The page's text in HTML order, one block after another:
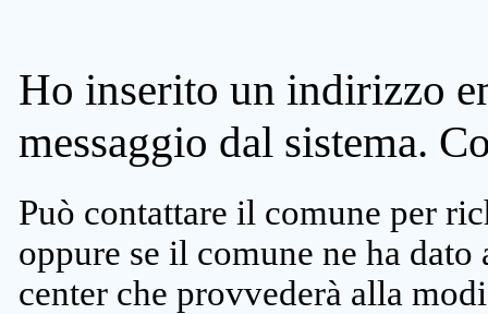
Ho inserito un indirizzo
messaggio dal sistema.
Può contattare il comune per
oppure se il comune ne ha
center che provvederà alla